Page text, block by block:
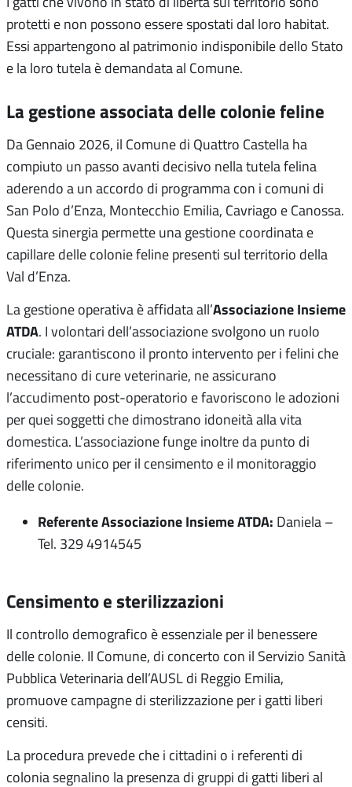
protetti e non possono essere spostati dal loro habitat.
Essi appartengono al patrimonio indisponibile dello Stato
e la loro tutela è demandata al Comune.
La gestione associata delle colonie feline
Da Gennaio 2026, il Comune di Quattro Castella ha
compiuto un passo avanti decisivo nella tutela felina
aderendo a un accordo di programma con i comuni di
San Polo d’Enza, Montecchio Emilia, Cavriago e Canossa.
Questa sinergia permette una gestione coordinata e
capillare delle colonie feline presenti sul territorio della
Val d’Enza.
La gestione operativa è affidata all’Associazione Insieme
ATDA. I volontari dell’associazione svolgono un ruolo
cruciale: garantiscono il pronto intervento per i felini che
necessitano di cure veterinarie, ne assicurano
l’accudimento post-operatorio e favoriscono le adozioni
per quei soggetti che dimostrano idoneità alla vita
domestica. L’associazione funge inoltre da punto di
riferimento unico per il censimento e il monitoraggio
delle colonie.
Referente Associazione Insieme ATDA: Daniela –
Tel. 329 4914545
Censimento e sterilizzazioni
Il controllo demografico è essenziale per il benessere
delle colonie. Il Comune, di concerto con il Servizio Sanità
Pubblica Veterinaria dell’AUSL di Reggio Emilia,
promuove campagne di sterilizzazione per i gatti liberi
censiti.
La procedura prevede che i cittadini o i referenti di
colonia segnalino la presenza di gruppi di gatti liberi al